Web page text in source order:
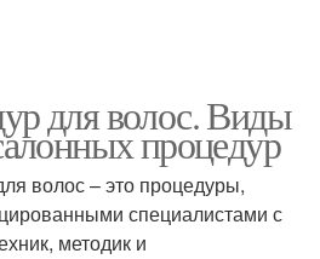
для волос. Виды
процедур
волос – это процедуры,
специалистами с
методик и